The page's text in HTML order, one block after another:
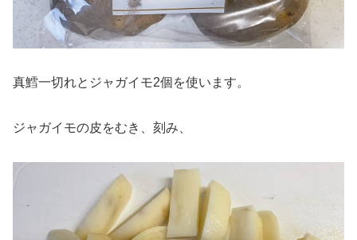
真鱈一切れとジャガイモ2個を使います。
ジャガイモの皮をむき、刻み、